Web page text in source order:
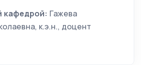
кафедрой: Гажева
к.э.н., доцент